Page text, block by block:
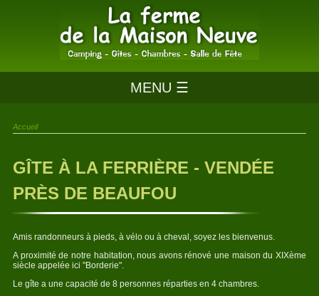
MENU ☰
Accueil
GÎTE À LA FERRIÈRE - VENDÉE
PRÈS DE BEAUFOU
Amis randonneurs à pieds, à vélo ou à cheval, soyez les bienvenus.
A proximité de notre habitation, nous avons rénové une maison du XIXème
siècle appelée ici "Borderie".
Le gîte a une capacité de 8 personnes réparties en 4 chambres.